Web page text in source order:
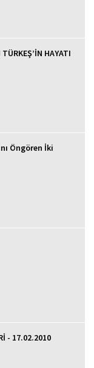
HAYATI
Öngören İki
- 17.02.2010